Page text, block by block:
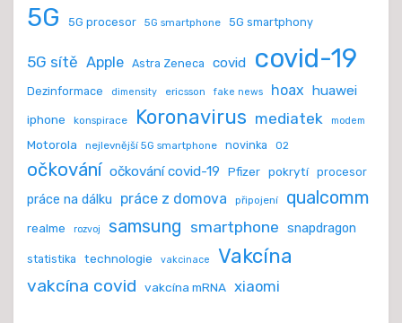
5G 5G procesor 5G smartphone 5G smartphony
5G sítě Apple Astra Zeneca covid covid-19
Dezinformace dimensity ericsson fake news hoax huawei
iphone konspirace Koronavirus mediatek modem
Motorola nejlevnější 5G smartphone novinka O2
očkování očkování covid-19 Pfizer pokrytí procesor
práce na dálku práce z domova připojení qualcomm
realme rozvoj samsung smartphone snapdragon
statistika technologie vakcinace Vakcína
vakcína covid vakcína mRNA xiaomi